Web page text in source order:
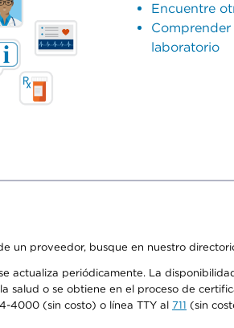
Encuentre
laboratorio
un proveedor, busque en nuestro
actualiza periódicamente. La
salud o se obtiene en el proceso de
4000 (sin costo) o línea TTY al 711 (sin